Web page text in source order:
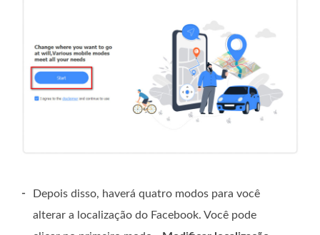
-
Depois disso, haverá quatro modos para você
alterar a localização do Facebook. Você pode